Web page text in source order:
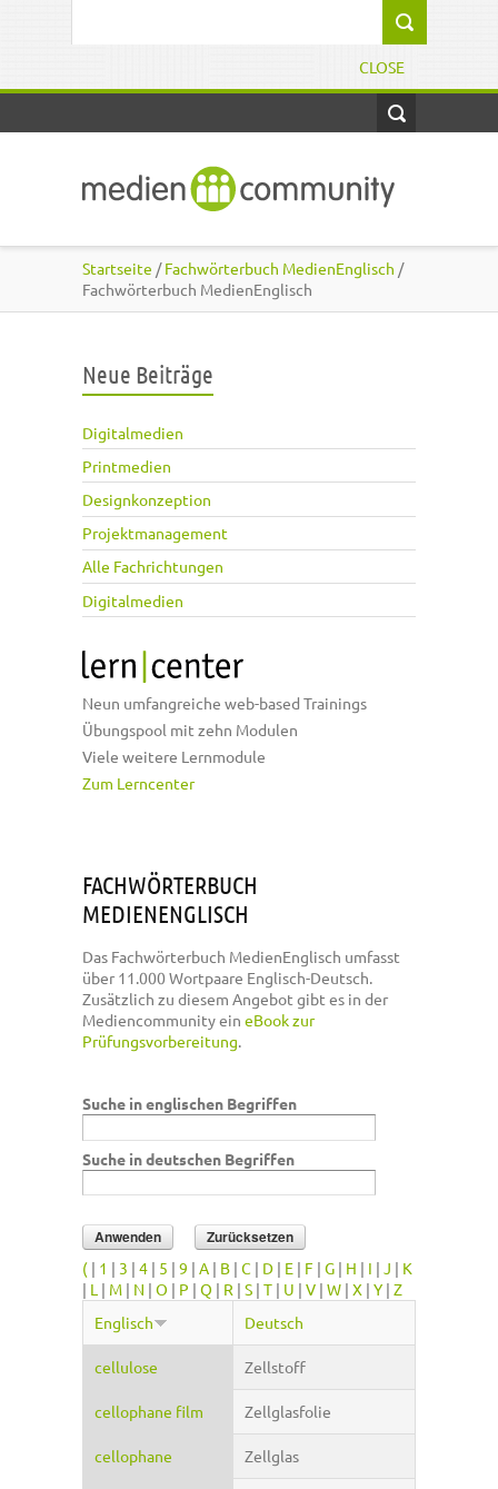
CLOSE
Startseite /Fachwörterbuch MedienEnglisch /
Fachwörterbuch MedienEnglisch
Neue Beiträge
Digitalmedien
Printmedien
Designkonzeption
Projektmanagement
Alle Fachrichtungen
Digitalmedien
Neun umfangreiche web-based Trainings
Übungspool mit zehn Modulen
Viele weitere Lernmodule
Zum Lerncenter
FACHWÖRTERBUCH
MEDIENENGLISCH
Das Fachwörterbuch MedienEnglisch umfasst
über 11.000 Wortpaare Englisch-Deutsch.
Zusätzlich zu diesem Angebot gibt es in der
Mediencommunity ein eBook zur
Prüfungsvorbereitung.
Suche in englischen Begriffen
Suche in deutschen Begriffen
( | 1 | 3 | 4 | 5 | 9 | A | B | C | D | E | F | G | H | I | J | K
| L | M | N | O | P | Q | R | S | T | U | V | W | X | Y | Z
Englisch
Deutsch
cellulose Zellstoff
cellophane film Zellglasfolie
cellophane Zellglas